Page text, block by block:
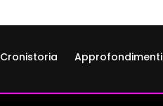
Cronistoria Approfondimenti